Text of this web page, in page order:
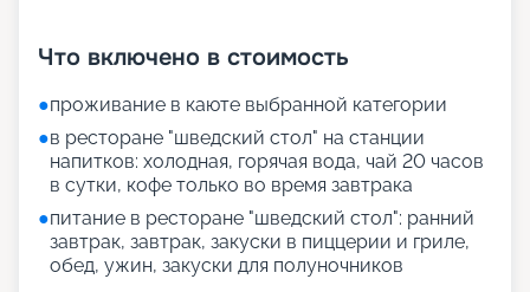
Что включено в стоимость
●проживание в каюте выбранной категории
●в ресторане "шведский стол" на станции
напитков: холодная, горячая вода, чай 20 часов
в сутки, кофе только во время завтрака
●питание в ресторане "шведский стол": ранний
завтрак, завтрак, закуски в пиццерии и гриле,
обед, ужин, закуски для полуночников